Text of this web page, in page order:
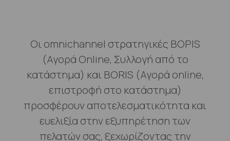
Οι omnichannel στρατηγικές BOPIS
(Αγορά Online, Συλλογή από το
κατάστημα) και BORIS (Αγορά online,
επιστροφή στο κατάστημα)
προσφέρουν αποτελεσματικότητα και
ευελιξία στην εξυπηρέτηση των
πελατών σας, ξεχωρίζοντας την